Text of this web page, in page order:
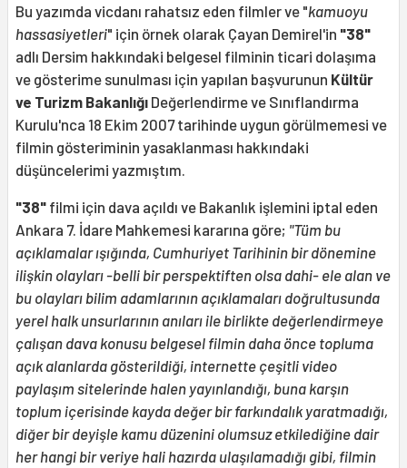
Bu yazımda vicdanı rahatsız eden filmler ve "kamuoyu
hassasiyetleri" için örnek olarak Çayan Demirel'in "38"
adlı Dersim hakkındaki belgesel filminin ticari dolaşıma
ve gösterime sunulması için yapılan başvurunun Kültür
ve Turizm Bakanlığı Değerlendirme ve Sınıflandırma
Kurulu'nca 18 Ekim 2007 tarihinde uygun görülmemesi ve
filmin gösteriminin yasaklanması hakkındaki
düşüncelerimi yazmıştım.
"38" filmi için dava açıldı ve Bakanlık işlemini iptal eden
Ankara 7. İdare Mahkemesi kararına göre; "Tüm bu
açıklamalar ışığında, Cumhuriyet Tarihinin bir dönemine
ilişkin olayları -belli bir perspektiften olsa dahi- ele alan ve
bu olayları bilim adamlarının açıklamaları doğrultusunda
yerel halk unsurlarının anıları ile birlikte değerlendirmeye
çalışan dava konusu belgesel filmin daha önce topluma
açık alanlarda gösterildiği, internette çeşitli video
paylaşım sitelerinde halen yayınlandığı, buna karşın
toplum içerisinde kayda değer bir farkındalık yaratmadığı,
diğer bir deyişle kamu düzenini olumsuz etkilediğine dair
her hangi bir veriye hali hazırda ulaşılamadığı gibi, filmin